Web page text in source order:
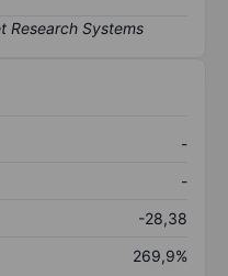
-
-
-28,38
269,9%